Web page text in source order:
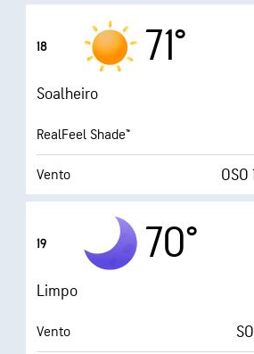
Humidade
Ponto de orvalho
18 71°
Soalheiro
RealFeel Shade™
Vento
Humidade
Ponto de orvalho
0
19 70°
Limpo
Vento